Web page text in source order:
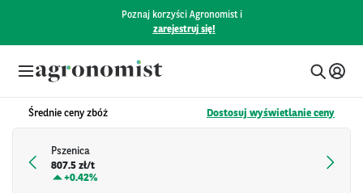
Poznaj korzyści Agronomist i
zarejestruj się!
Średnie ceny zbóż Dostosuj wyświetlanie ceny
Pszenica
807.5 zł/t
+0.42%